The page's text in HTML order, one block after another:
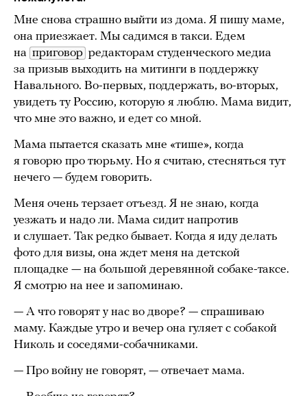
Мне снова страшно выйти из дома. Я пишу маме,
она приезжает. Мы садимся в такси. Едем
на приговор редакторам студенческого медиа
за призыв выходить на митинги в поддержку
Навального. Во-первых, поддержать, во-вторых,
увидеть ту Россию, которую я люблю. Мама видит,
что мне это важно, и едет со мной.
Мама пытается сказать мне «тише», когда
я говорю про тюрьму. Но я считаю, стесняться тут
нечего — будем говорить.
Меня очень терзает отъезд. Я не знаю, когда
уезжать и надо ли. Мама сидит напротив
и слушает. Так редко бывает. Когда я иду делать
фото для визы, она ждет меня на детской
площадке — на большой деревянной собаке-таксе.
Я смотрю на нее и запоминаю.
— А что говорят у нас во дворе? — спрашиваю
маму. Каждые утро и вечер она гуляет с собакой
Николь и соседями-собачниками.
— Про войну не говорят, — отвечает мама.